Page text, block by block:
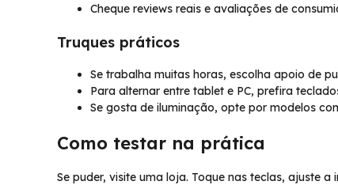
Cheque reviews reais e avaliações de
Truques práticos
Se trabalha muitas horas, escolha apoio de
Para alternar entre tablet e PC, prefira
Se gosta de iluminação, opte por modelos
Como testar na prática
Se puder, visite uma loja. Toque nas teclas, ajuste